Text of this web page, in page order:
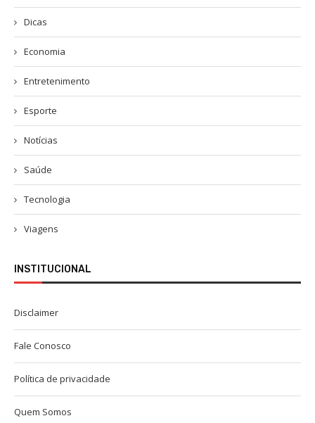
Dicas
Economia
Entretenimento
Esporte
Notícias
Saúde
Tecnologia
Viagens
INSTITUCIONAL
Disclaimer
Fale Conosco
Política de privacidade
Quem Somos